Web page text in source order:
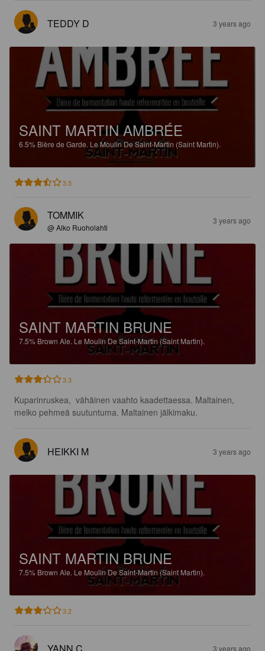
TEDDY D 3 years ago
SAINT MARTIN AMBRÉE
6.5% Bière de Garde. Le Moulin De Saint-Martin (Saint Martin).
3.5
TOMMIK
@ Alko Ruoholahti
3 years ago
SAINT MARTIN BRUNE
7.5% Brown Ale. Le Moulin De Saint-Martin (Saint Martin).
3.3
Kuparinruskea,  vähäinen vaahto kaadettaessa. Maltainen,
melko pehmeä suutuntuma. Maltainen jälkimaku.
HEIKKI M 3 years ago
SAINT MARTIN BRUNE
7.5% Brown Ale. Le Moulin De Saint-Martin (Saint Martin).
3.2
YANN C 3 years ago